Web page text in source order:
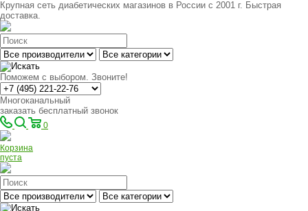
Крупная сеть диабетических магазинов в России с 2001 г. Быстрая
доставка.
Поможем с выбором. Звоните!
Многоканальный
заказать бесплатный звонок
0
Корзина
пуста